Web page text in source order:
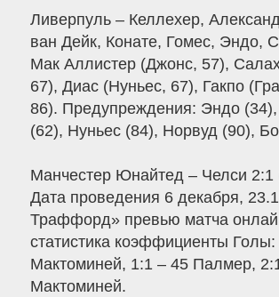
Ливерпуль – Келлехер,
ван Дейк, Конате, Гомес, Эндо,
Мак Аллистер (Джонс, 57),
67), Диас (Нуньес, 67), Гакпо
86). Предупреждения: Эндо (34),
(62), Нуньес (84), Норвуд (90),
Манчестер Юнайтед – Челси 2:1
Дата проведения 6 декабря,
Траффорд» превью матча
статистика коэффициенты
Мактоминей, 1:1 – 45 Палмер,
Мактоминей.